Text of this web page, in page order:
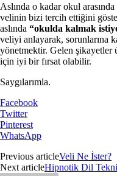
Aslında o kadar okul
velinin bizi tercih ettiğini
aslında “okulda kalmak
veliyi anlayarak, sorunlarına
yönetmektir. Gelen
için iyi bir fırsat olabilir.
Saygılarımla.
Facebook
Twitter
Pinterest
WhatsApp
Previous articleVeli Ne İster?
Next articleHipnotik Dil